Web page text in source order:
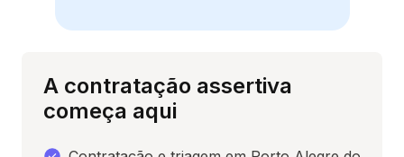
A contratação assertiva
começa aqui